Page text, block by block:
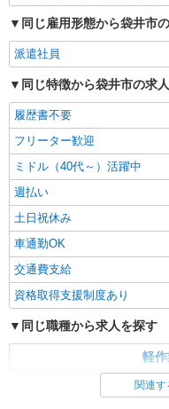
同じ雇用形態から袋井市
派遣社員
同じ特徴から袋井市の求
履歴書不要
フリーター歓迎
ミドル（40代～）活躍中
週払い
土日祝休み
車通勤OK
交通費支給
資格取得支援制度あり
同じ職種から求人を探す
軽
梱包・仕分け・ピッキング
関連